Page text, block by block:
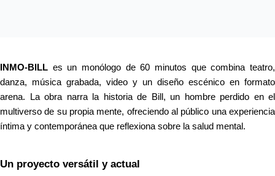
INMO-BILL es un monólogo de 60 minutos que combina teatro,
danza, música grabada, video y un diseño escénico en formato
arena. La obra narra la historia de Bill, un hombre perdido en el
multiverso de su propia mente, ofreciendo al público una experiencia
íntima y contemporánea que reflexiona sobre la salud mental.
Un proyecto versátil y actual